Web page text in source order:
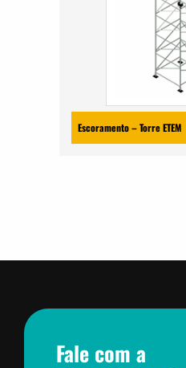
Escoramento – Torre ETEM
Fale com a